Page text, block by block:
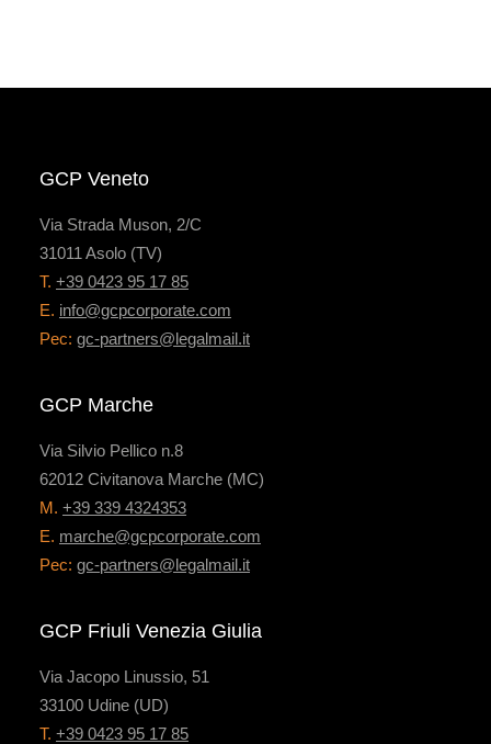
GCP Veneto
Via Strada Muson, 2/C
31011 Asolo (TV)
T. +39 0423 95 17 85
E. info@gcpcorporate.com
Pec: gc-partners@legalmail.it
GCP Marche
Via Silvio Pellico n.8
62012 Civitanova Marche (MC)
M. +39 339 4324353
E. marche@gcpcorporate.com
Pec: gc-partners@legalmail.it
GCP Friuli Venezia Giulia
Via Jacopo Linussio, 51
33100 Udine (UD)
T. +39 0423 95 17 85